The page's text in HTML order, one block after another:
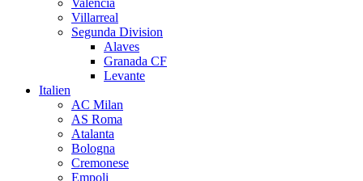
Villarreal
Segunda Division
Alaves
Granada CF
Levante
Italien
AC Milan
AS Roma
Atalanta
Bologna
Cremonese
Empoli